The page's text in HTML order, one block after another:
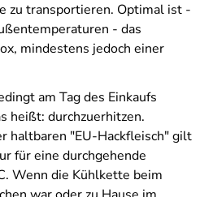
zu transportieren. Optimal ist -
- das
mindestens jedoch einer
am Tag des Einkaufs
heißt: durchzuerhitzen.
haltbaren "EU-Hackfleisch" gilt
für eine durchgehende
Wenn die Kühlkette beim